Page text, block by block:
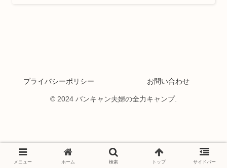
プライバシーポリシー お問い合わせ
© 2024 バンキャン夫婦の全力キャンプ.
メニュー ホーム 検索 トップ サイドバー